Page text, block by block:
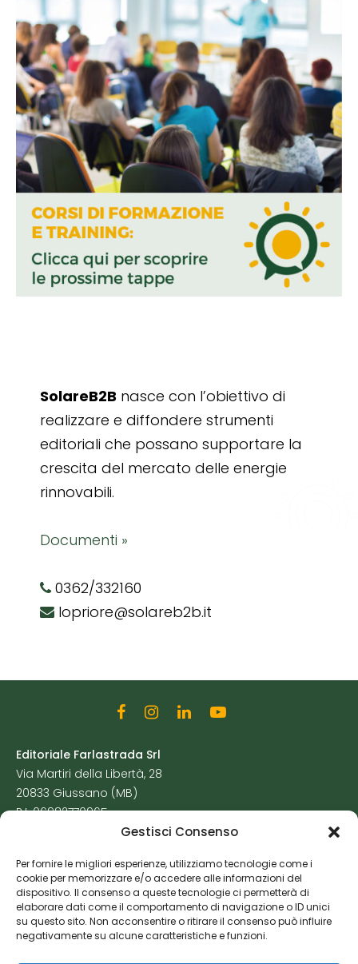
Gestisci Consenso
Per fornire le migliori esperienze, utilizziamo tecnologie come i
cookie per memorizzare e/o accedere alle informazioni del
dispositivo. Il consenso a queste tecnologie ci permetterà di
elaborare dati come il comportamento di navigazione o ID unici
su questo sito. Non acconsentire o ritirare il consenso può influire
negativamente su alcune caratteristiche e funzioni.
SolareB2B nasce con l’obiettivo di
realizzare e diffondere strumenti
editoriali che possano supportare la
crescita del mercato delle energie
rinnovabili.
Documenti »
0362/332160
lopriore@solareb2b.it
Editoriale Farlastrada Srl
Via Martiri della Libertà, 28
20833 Giussano (MB)
P.I. 06982770965
Cookie Policy
Risorse Aggiuntive